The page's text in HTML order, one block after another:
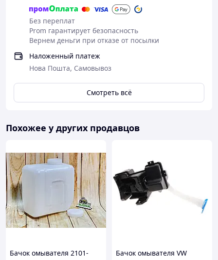
Без переплат
Prom гарантирует безопасность
Вернем деньги при отказе от посылки
Наложенный платеж
Нова Пошта, Самовывоз
Смотреть всё
Похожее у других продавцов
Бачок омывателя 2101-
Бачок омывателя VW